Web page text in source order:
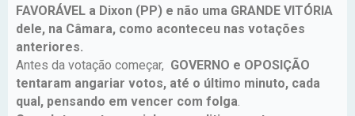
FAVORÁVEL a Dixon (PP) e não uma GRANDE VITÓRIA
dele, na Câmara, como aconteceu nas votações
anteriores.
Antes da votação começar, GOVERNO e OPOSIÇÃO
tentaram angariar votos, até o último minuto, cada
qual, pensando em vencer com folga.